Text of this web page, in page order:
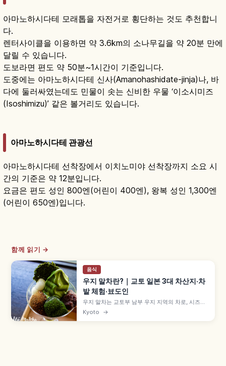
아마노하시다테 모래톱을 자전거로 횡단하는 것도 추천합니
다.
렌터사이클을 이용하면 약 3.6km의 소나무길을 약 20분 만에
달릴 수 있습니다.
도보라면 편도 약 50분~1시간이 기준입니다.
도중에는 아마노하시다테 신사(Amanohashidate-jinja)나, 바
다에 둘러싸였는데도 민물이 솟는 신비한 우물 ‘이소시미즈
(Isoshimizu)’ 같은 볼거리도 있습니다.
아마노하시다테 관광선
아마노하시다테 선착장에서 이치노미야 선착장까지 소요 시
간의 기준은 약 12분입니다.
요금은 편도 성인 800엔(어린이 400엔), 왕복 성인 1,300엔
(어린이 650엔)입니다.
함께 읽기 →
음식
우지 말차란?｜교토 일본 3대 차산지·차
밭 체험·뵤도인
우지 말차는 교토부 남부 우지 지역의 차로, 시즈오
카·사야마와 함께 일본 3대 차산지로 꼽힙니다. 에
이사이와 센노리큐로 이어지는 차 문화, 차잎 따기·
Kyoto →